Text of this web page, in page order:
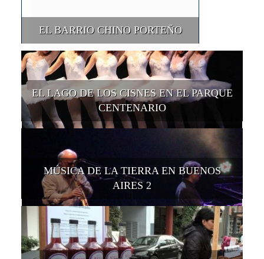
EL BARRIO CHINO PORTEÑO
EL LAGO DE LOS CISNES EN EL PARQUE
CENTENARIO
MÚSICA DE LA TIERRA EN BUENOS
AIRES 2